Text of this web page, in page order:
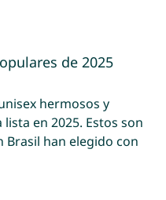
de 2025
hermosos y
en 2025. Estos son
Brasil han elegido con